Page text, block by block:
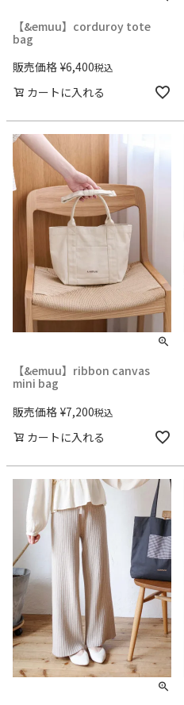
【&emuu】corduroy tote
bag
販売価格 ¥6,400税込
カートに入れる
【&emuu】ribbon canvas
mini bag
販売価格 ¥7,200税込
カートに入れる